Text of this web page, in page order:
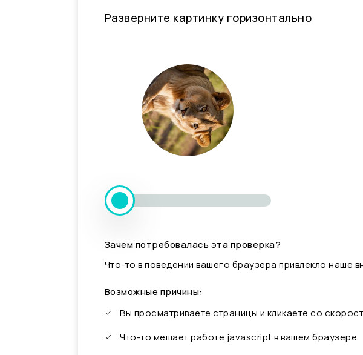
Разверните картинку горизонтально
Зачем потребовалась эта проверка?
Что-то в поведении вашего браузера привлекло наше
Возможные причины:
Вы просматриваете страницы и кликаете со
Что-то мешает работе javascript в вашем браузере